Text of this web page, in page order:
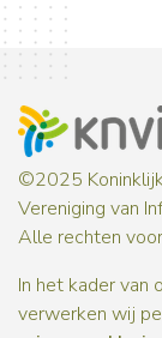
©2025
Vereniging van
Alle rechten
In het kader van
verwerken wij